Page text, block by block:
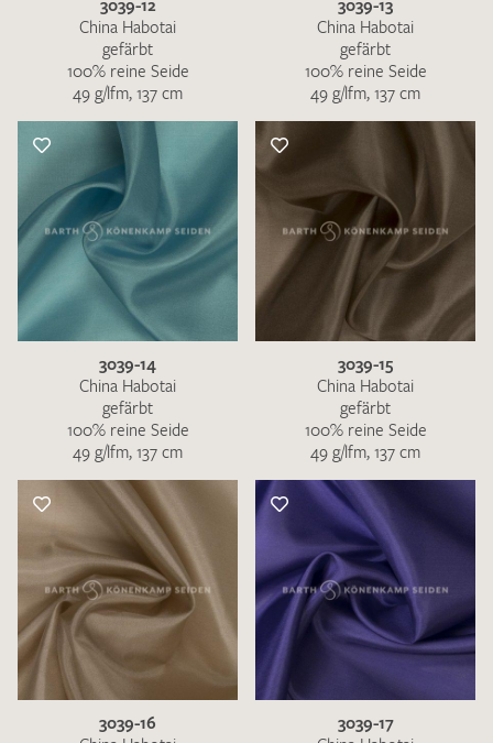
3039-12
China Habotai
gefärbt
100% reine Seide
49 g/lfm, 137 cm
3039-13
China Habotai
gefärbt
100% reine Seide
49 g/lfm, 137 cm
3039-14
China Habotai
gefärbt
100% reine Seide
49 g/lfm, 137 cm
3039-15
China Habotai
gefärbt
100% reine Seide
49 g/lfm, 137 cm
3039-16
3039-17